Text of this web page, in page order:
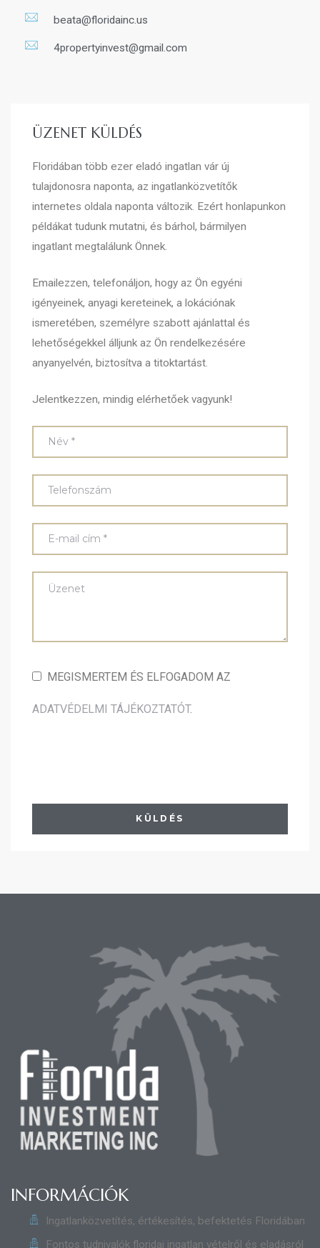
beata@floridainc.us
4propertyinvest@gmail.com
ÜZENET KÜLDÉS
Floridában több ezer eladó ingatlan vár új
tulajdonosra naponta, az ingatlanközvetítők
internetes oldala naponta változik. Ezért honlapunkon
példákat tudunk mutatni, és bárhol, bármilyen
ingatlant megtalálunk Önnek.
Emailezzen, telefonáljon, hogy az Ön egyéni
igényeinek, anyagi kereteinek, a lokációnak
ismeretében, személyre szabott ajánlattal és
lehetőségekkel álljunk az Ön rendelkezésére
anyanyelvén, biztosítva a titoktartást.
Jelentkezzen, mindig elérhetőek vagyunk!
MEGISMERTEM ÉS ELFOGADOM AZ
ADATVÉDELMI TÁJÉKOZTATÓT.
INFORMÁCIÓK
Ingatlanközvetítés, értékesítés, befektetés Floridában
Fontos tudnivalók floridai ingatlan vételről és eladásról